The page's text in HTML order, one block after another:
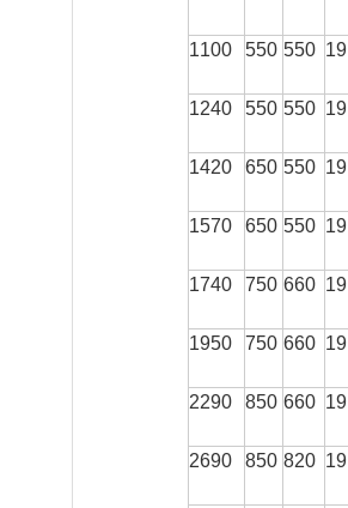
19
550
550
1100
19
550
550
1240
19
550
650
1420
19
550
650
1570
19
660
750
1740
19
660
750
1950
19
660
850
2290
19
820
850
2690